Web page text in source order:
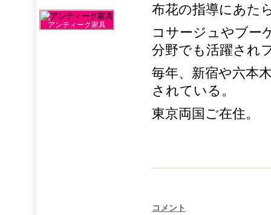
アンティーク家具
布花の指導にあた
コサージュやブー
分野でも活躍され
毎年、新宿や六本
されている。
東京両国ご在住。
コメント